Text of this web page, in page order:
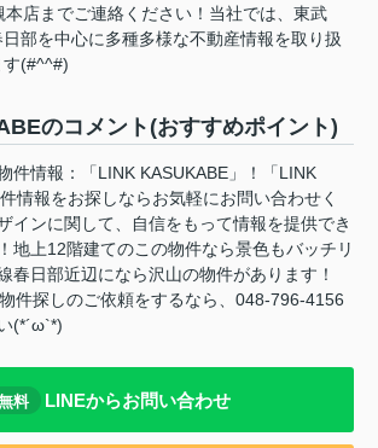
本店までご連絡ください！当社では、東武
部を中心に多種多様な不動産情報を取り扱
す(#^^#)
のコメント(おすすめポイント)
件情報：「LINK KASUKABE」！「LINK
情報をお探しならお気軽にお問い合わせく
インに関して、自信をもって情報を提供でき
地上12階建てのこの物件なら景色もバッチリ
春日部近辺になら沢山の物件があります！
件探しのご依頼をするなら、048-796-4156
(*´ω`*)
料 LINEからお問い合わせ